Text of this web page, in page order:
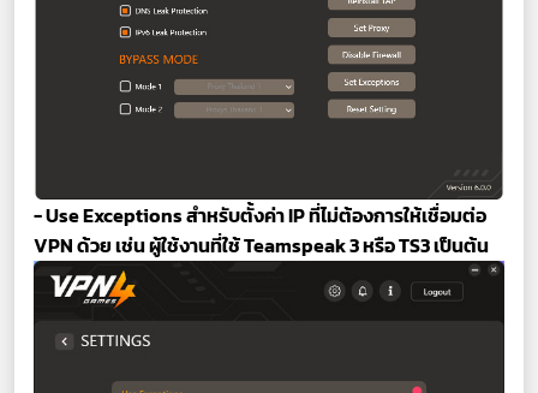
- Use Exceptions สำหรับตั้งค่า IP ที่ไม่ต้องการให้เชื่อมต่อ
VPN ด้วย เช่น ผู้ใช้งานที่ใช้ Teamspeak 3 หรือ TS3 เป็นต้น